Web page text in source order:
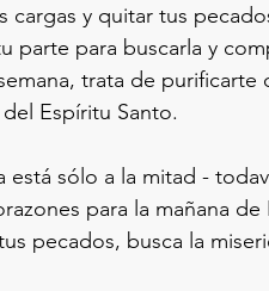
cargas y quitar tus
para buscarla y
trata de
Espíritu Santo.
está sólo a la mitad -
para la mañana
pecados, busca la